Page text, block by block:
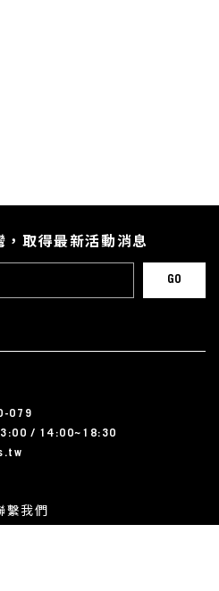
繫我們
079
/ 14:00~18:30
取得最新活動消息